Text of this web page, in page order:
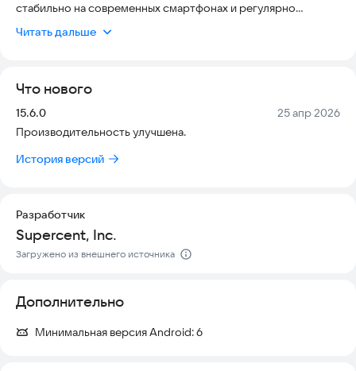
стабильно на современных смартфонах и регулярно
Продавайте разнообразные напитки, держите свой магазин
покупателей. С наличными вы можете нанять сотрудников,
купить новые столы и расширить свою кофейню.
Эта простая и веселая игра позволит вам узнать все о
Ключевые моменты✨
🙌 Приготовьте кофе и подавайте!
Станьте бариста и приготовьте напитки для своего клиента.
Вы не только делаете напитки, но вам также нужно
взять что-то на вынос, а некоторые хотят пообедать на
месте. Всегда держите свой стол в чистоте, чтобы吸引更多
клиентов.
Читать дальше
Что нового
Версия:
15.6.0 Дата:
25 апр 2026
Производительность улучшена.
История версий
Разработчик
Supercent, Inc.
Загружено из внешнего источника
Дополнительно
Минимальная версия Android:6